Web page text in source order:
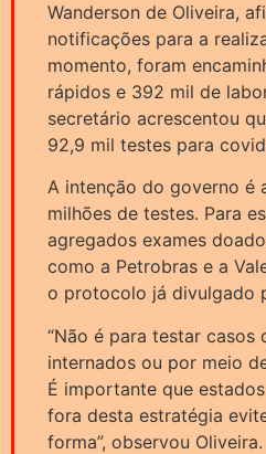
Wanderson de Oliveira,
notificações para a
momento, foram
rápidos e 392 mil de
secretário acrescentou
92,9 mil testes para
A intenção do governo é
milhões de testes. Para
agregados exames
como a Petrobras e a
o protocolo já divulgado
“Não é para testar casos
internados ou por meio
É importante que
fora desta estratégia
forma”, observou Oliveira.